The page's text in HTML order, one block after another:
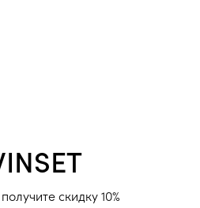
скидку 10%